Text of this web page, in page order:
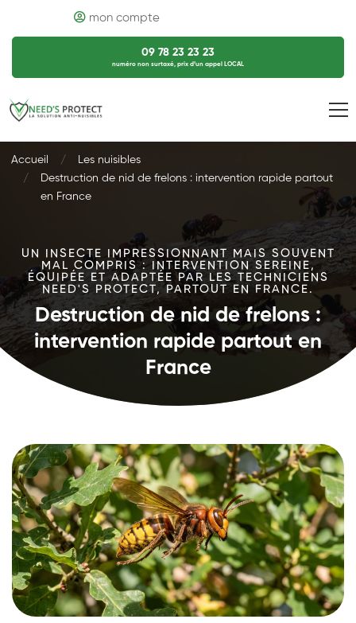
mon compte
09 78 23 23 23
numéro non surtaxé, prix d’un appel LOCAL
Accueil
Les nuisibles
Destruction de nid de frelons : intervention rapide partout
en France
UN INSECTE IMPRESSIONNANT MAIS SOUVENT
MAL COMPRIS : INTERVENTION SEREINE,
ÉQUIPÉE ET ADAPTÉE PAR LES TECHNICIENS
NEED'S PROTECT, PARTOUT EN FRANCE.
Destruction de nid de frelons :
intervention rapide partout en
France